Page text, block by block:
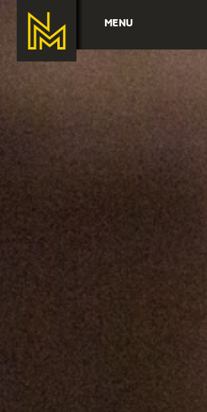
MENU